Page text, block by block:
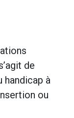
de
handicap à
ou